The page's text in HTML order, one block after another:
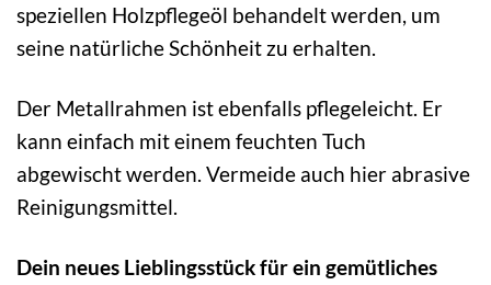
speziellen Holzpflegeöl behandelt werden, um
seine natürliche Schönheit zu erhalten.
Der Metallrahmen ist ebenfalls pflegeleicht. Er
kann einfach mit einem feuchten Tuch
abgewischt werden. Vermeide auch hier abrasive
Reinigungsmittel.
Dein neues Lieblingsstück für ein gemütliches